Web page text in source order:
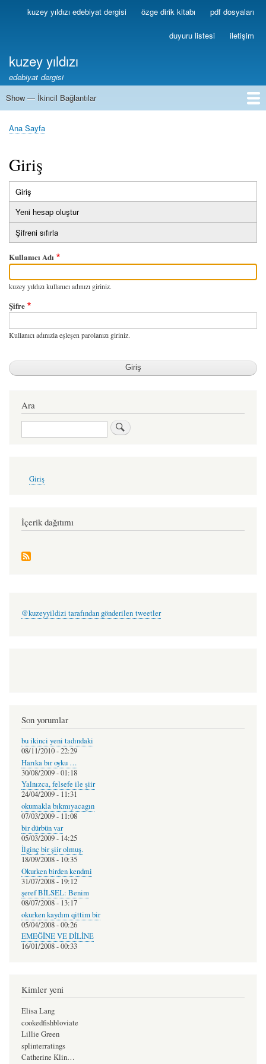
Ana
içeriğe
Birincilkuzey yıldızı edebiyat dergisi özge dirik kitabı pdf dosyaları
duyuru listesi iletişim
kuzey yıldızı
edebiyat dergisi
İkincil
Show — İkincil Bağlantılar
1
2
3
4
5
6
7
8
9
10
11
12
13
Sayfa
Ana Sayfa
Giriş
Birincil
sekmeler
Giriş
sekme)
Yeni hesap oluştur
Şifreni sıfırla
Kullanıcı Adı
kuzey yıldızı kullanıcı adınızı giriniz.
Şifre
Kullanıcı adınızla eşleşen parolanızı giriniz.
Ara
Ara
account
Giriş
İçerik dağıtımı
@kuzeyyildizi tarafından gönderilen tweetler
Son yorumlar
bu ikinci yeni tadındaki
08/11/2010 - 22:29
Harıka bır oyku …
30/08/2009 - 01:18
Yalnızca, felsefe ile şiir
24/04/2009 - 11:31
okumakla bıkmıyacagın
07/03/2009 - 11:08
bir dürbün var
05/03/2009 - 14:25
İlginç bir şiir olmuş.
18/09/2008 - 10:35
Okurken birden kendmi
31/07/2008 - 19:12
şeref BİLSEL: Benim
08/07/2008 - 13:17
okurken kaydım qittim bir
05/04/2008 - 00:26
EMEĞİNE VE DİLİNE
16/01/2008 - 00:33
Kimler yeni
Elisa Lang
cookedfishbloviate
Lillie Green
splinterratings
Catherine Klin…